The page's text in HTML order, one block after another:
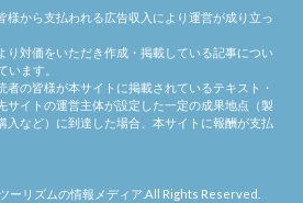
様から支払われる広告収入により運営が成り立っ
り対価をいただき作成・掲載している記事につい
ます。
者の皆様が本サイトに掲載されているテキスト・
サイトの運営主体が設定した一定の成果地点（製
入など）に到達した場合、本サイトに報酬が支払
ーリズムの情報メディア .All Rights Reserved.